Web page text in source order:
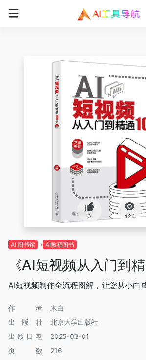
0 424
AI 图书馆 AI教程图书
《AI短视频从入门到
AI短视频制作全流程图解，让您从小白
作者
木白
出版社
北京大学出版社
出版日期
2025-03-01
页数
216